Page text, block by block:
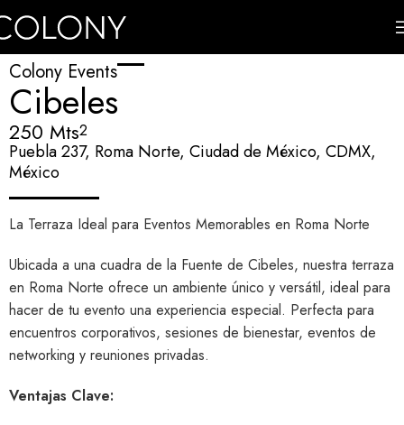
Colony Events
Cibeles
250 Mts2
Puebla 237, Roma Norte, Ciudad de México, CDMX,
México
La Terraza Ideal para Eventos Memorables en Roma Norte
Ubicada a una cuadra de la Fuente de Cibeles, nuestra terraza
en Roma Norte ofrece un ambiente único y versátil, ideal para
hacer de tu evento una experiencia especial. Perfecta para
encuentros corporativos, sesiones de bienestar, eventos de
networking y reuniones privadas.
Ventajas Clave: